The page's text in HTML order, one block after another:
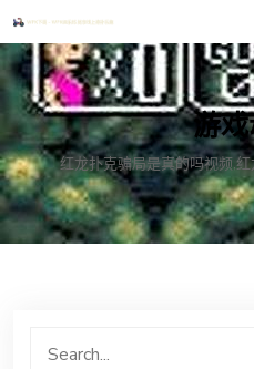
游
红龙扑克骗局是真的吗视频,